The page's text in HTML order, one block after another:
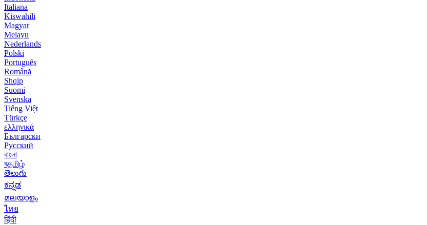
Italiana
Kiswahili
Magyar
Melayu
Nederlands
Polski
Português
Română
Shqip
Suomi
Svenska
Tiếng Việt
Türkçe
ελληνικά
Български
Русский
বাংলা
বதமிழ்
తెలుగు
ಕನ್ನಡ
മലയാളം
ไทย
हिंदी